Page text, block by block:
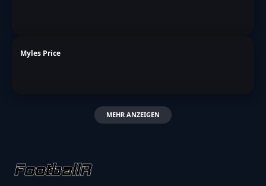
Myles Price
MEHR ANZEIGEN